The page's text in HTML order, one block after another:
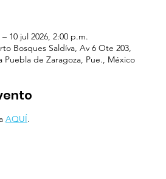
10 jul 2026, 2:00 p.m.
Bosques Saldíva, Av 6 Ote 203,
Puebla de Zaragoza, Pue., México
AQUÍ.